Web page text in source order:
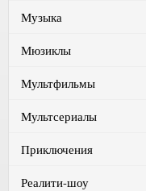
Музыка
Мюзиклы
Мультфильмы
Мультсериалы
Приключения
Реалити-шоу